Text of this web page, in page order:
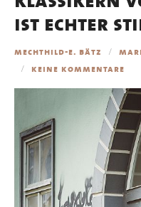
ist echter
mechthild-e. bätz
keine kommentare